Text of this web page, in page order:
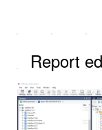
Report